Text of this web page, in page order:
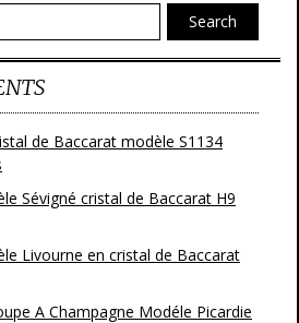
Search
de Baccarat modèle S1134
Sévigné cristal de Baccarat H9
Livourne en cristal de Baccarat
A Champagne Modéle Picardie